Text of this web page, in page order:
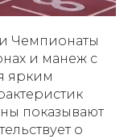
Чемпионаты
и манеж с
ярким
показывают
о